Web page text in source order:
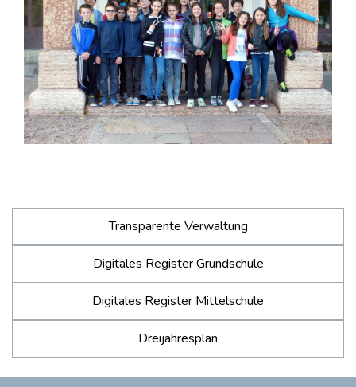
Transparente Verwaltung
Digitales Register Grundschule
Digitales Register Mittelschule
Dreijahresplan